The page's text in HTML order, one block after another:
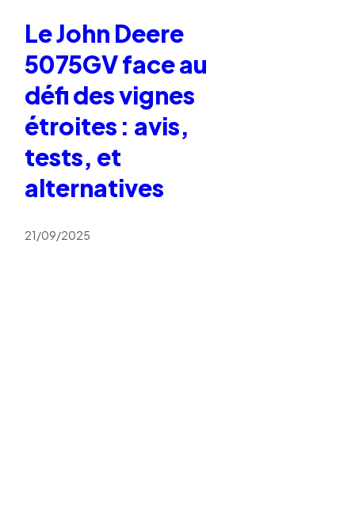
Le John Deere
5075GV face au
défi des vignes
étroites : avis,
tests, et
alternatives
21/09/2025